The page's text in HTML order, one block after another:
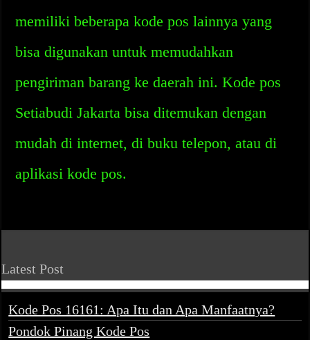
memiliki beberapa kode pos lainnya yang
bisa digunakan untuk memudahkan
pengiriman barang ke daerah ini. Kode pos
Setiabudi Jakarta bisa ditemukan dengan
mudah di internet, di buku telepon, atau di
aplikasi kode pos.
Latest Post
Kode Pos 16161: Apa Itu dan Apa Manfaatnya?
Pondok Pinang Kode Pos